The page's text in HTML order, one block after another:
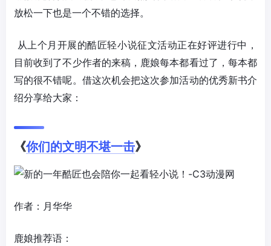
放松一下也是一个不错的选择。
从上个月开展的酷匠轻小说征文活动正在好评进行中，
目前收到了不少作者的来稿，鹿娘每本都看过了，每本都
写的很不错呢。借这次机会把这次参加活动的优秀新书介
绍分享给大家：
《你们的文明不堪一击》
作者：月华华
鹿娘推荐语：